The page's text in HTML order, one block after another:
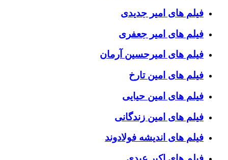
فیلم های امیر جدیدی
فیلم های امیر جعفری
فیلم های امیرحسین آرمان
فیلم های امین تارخ
فیلم های امین حیایی
فیلم های امین زندگانی
فیلم های اندیشه فولادوند